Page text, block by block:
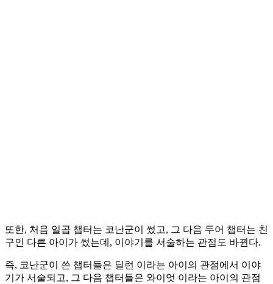
또한, 처음 일곱 챕터는 코난군이 썼고, 그 다음 두어 챕터는 친
구인 다른 아이가 썼는데, 이야기를 서술하는 관점도 바뀐다.
즉, 코난군이 쓴 챕터들은 딜런 이라는 아이의 관점에서 이야
기가 서술되고, 그 다음 챕터들은 와이엇 이라는 아이의 관점